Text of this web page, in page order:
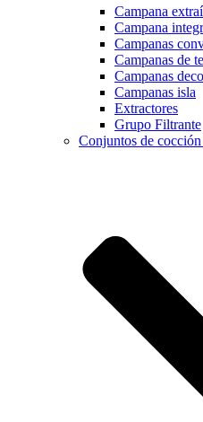
Campana
Campana
Campanas
Campanas de
Campanas
Campanas isla
Extractores
Grupo Filtrante
Conjuntos de